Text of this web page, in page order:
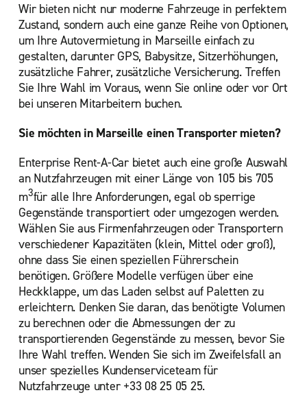
Wir bieten nicht nur moderne Fahrzeuge in perfektem
Zustand, sondern auch eine ganze Reihe von Optionen,
um Ihre Autovermietung in Marseille einfach zu
gestalten, darunter GPS, Babysitze, Sitzerhöhungen,
zusätzliche Fahrer, zusätzliche Versicherung. Treffen
Sie Ihre Wahl im Voraus, wenn Sie online oder vor Ort
bei unseren Mitarbeitern buchen.
Sie möchten in Marseille einen Transporter mieten?
Enterprise Rent-A-Car bietet auch eine große Auswahl
an Nutzfahrzeugen mit einer Länge von 105 bis 705
m3für alle Ihre Anforderungen, egal ob sperrige
Gegenstände transportiert oder umgezogen werden.
Wählen Sie aus Firmenfahrzeugen oder Transportern
verschiedener Kapazitäten (klein, Mittel oder groß),
ohne dass Sie einen speziellen Führerschein
benötigen. Größere Modelle verfügen über eine
Heckklappe, um das Laden selbst auf Paletten zu
erleichtern. Denken Sie daran, das benötigte Volumen
zu berechnen oder die Abmessungen der zu
transportierenden Gegenstände zu messen, bevor Sie
Ihre Wahl treffen. Wenden Sie sich im Zweifelsfall an
unser spezielles Kundenserviceteam für
Nutzfahrzeuge unter +33 08 25 05 25.